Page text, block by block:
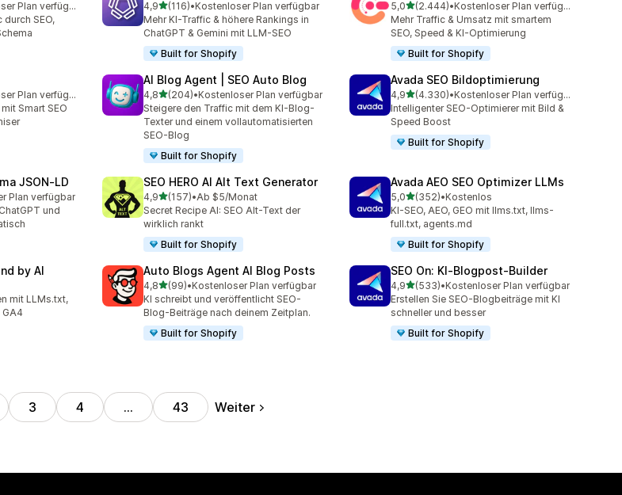
Kostenloser Plan verfügbar
durch SEO,
4,9von 5 Sternen
(116)
116 Rezensionen insgesamt
•Kostenloser Plan verfügbar
Mehr KI-Traffic & höhere Rankings in
ChatGPT & Gemini mit LLM-SEO
Built for Shopify
5,0von 5 Sternen
(2.444)
2444 Rezensionen insgesamt
•
Kostenloser Plan verfügbar
Mehr Traffic & Umsatz mit smartem
SEO, Speed & KI-Optimierung
Built for Shopify
Kostenloser Plan verfügbar
Smart SEO
AI Blog Agent | SEO Auto Blog
4,8von 5 Sternen
(204)
204 Rezensionen insgesamt
•Kostenloser Plan verfügbar
Steigere den Traffic mit dem KI-Blog-
Texter und einem vollautomatisierten
SEO-Blog
Built for Shopify
Avada SEO Bildoptimierung
4,9von 5 Sternen
(4.330)
4330 Rezensionen insgesamt
•
Kostenloser Plan verfügbar
Intelligenter SEO-Optimierer mit Bild &
Speed Boost
Built for Shopify
JSON‑LD
Plan verfügbar
und
SEO HERO AI Alt Text Generator
4,9von 5 Sternen
(157)
157 Rezensionen insgesamt
•Ab $5/Monat
Secret Recipe AI: SEO Alt-Text der
wirklich rankt
Built for Shopify
Avada AEO SEO Optimizer LLMs
5,0von 5 Sternen
(352)
352 Rezensionen insgesamt
•Kostenlos
KI-SEO, AEO, GEO mit llms.txt, llms-
full.txt, agents.md
Built for Shopify
by AI
mit LLMs.txt,
GA4
Auto Blogs Agent AI Blog Posts
4,8von 5 Sternen
(99)
99 Rezensionen insgesamt
•Kostenloser Plan verfügbar
KI schreibt und veröffentlicht SEO-
Blog-Beiträge nach deinem Zeitplan.
Built for Shopify
SEO On: KI‑Blogpost‑Builder
4,9von 5 Sternen
(533)
533 Rezensionen insgesamt
•Kostenloser Plan verfügbar
Erstellen Sie SEO-Blogbeiträge mit KI
schneller und besser
Built for Shopify
3 4 … 43 Weiter